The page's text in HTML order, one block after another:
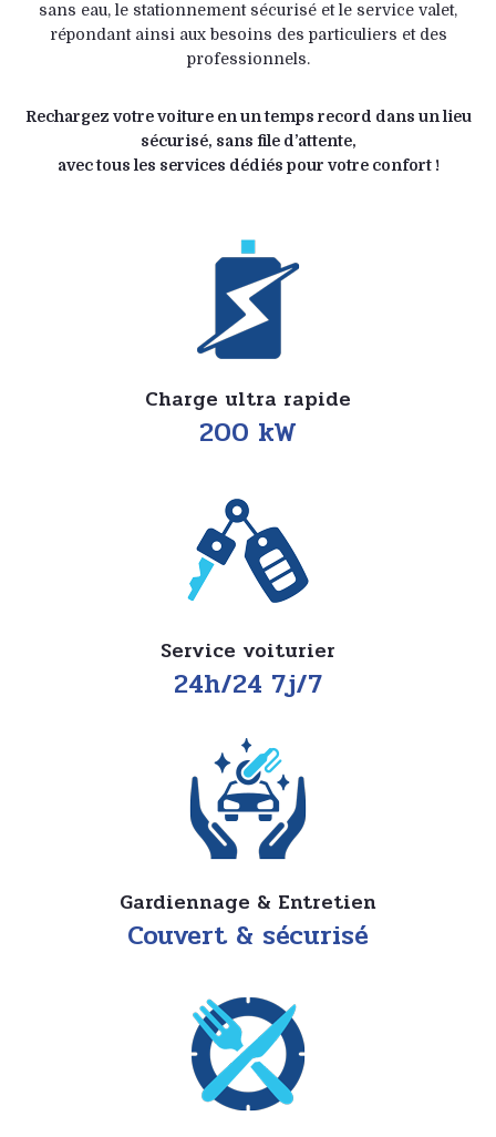
sans eau, le stationnement sécurisé et le service valet,
répondant ainsi aux besoins des particuliers et des
professionnels.
Rechargez votre voiture en un temps record dans un lieu
sécurisé, sans file d’attente,
avec tous les services dédiés pour votre confort !
Charge ultra rapide
200 kW
Service voiturier
24h/24 7j/7
Gardiennage & Entretien
Couvert & sécurisé